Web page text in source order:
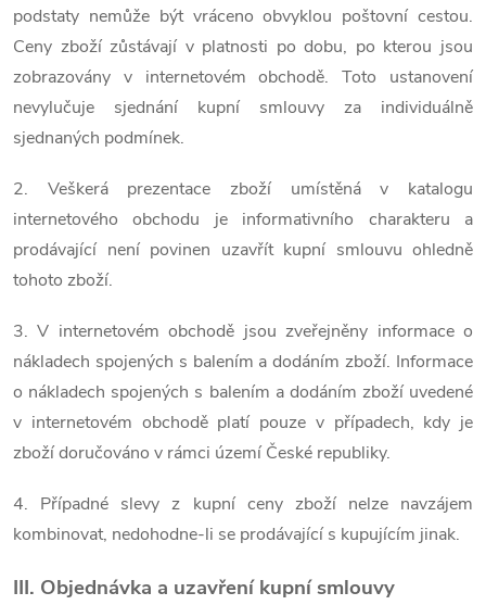
podstaty nemůže být vráceno obvyklou poštovní cestou.
Ceny zboží zůstávají v platnosti po dobu, po kterou jsou
zobrazovány v internetovém obchodě. Toto ustanovení
nevylučuje sjednání kupní smlouvy za individuálně
sjednaných podmínek.
2. Veškerá prezentace zboží umístěná v katalogu
internetového obchodu je informativního charakteru a
prodávající není povinen uzavřít kupní smlouvu ohledně
tohoto zboží.
3. V internetovém obchodě jsou zveřejněny informace o
nákladech spojených s balením a dodáním zboží. Informace
o nákladech spojených s balením a dodáním zboží uvedené
v internetovém obchodě platí pouze v případech, kdy je
zboží doručováno v rámci území České republiky.
4. Případné slevy z kupní ceny zboží nelze navzájem
kombinovat, nedohodne-li se prodávající s kupujícím jinak.
III. Objednávka a uzavření kupní smlouvy